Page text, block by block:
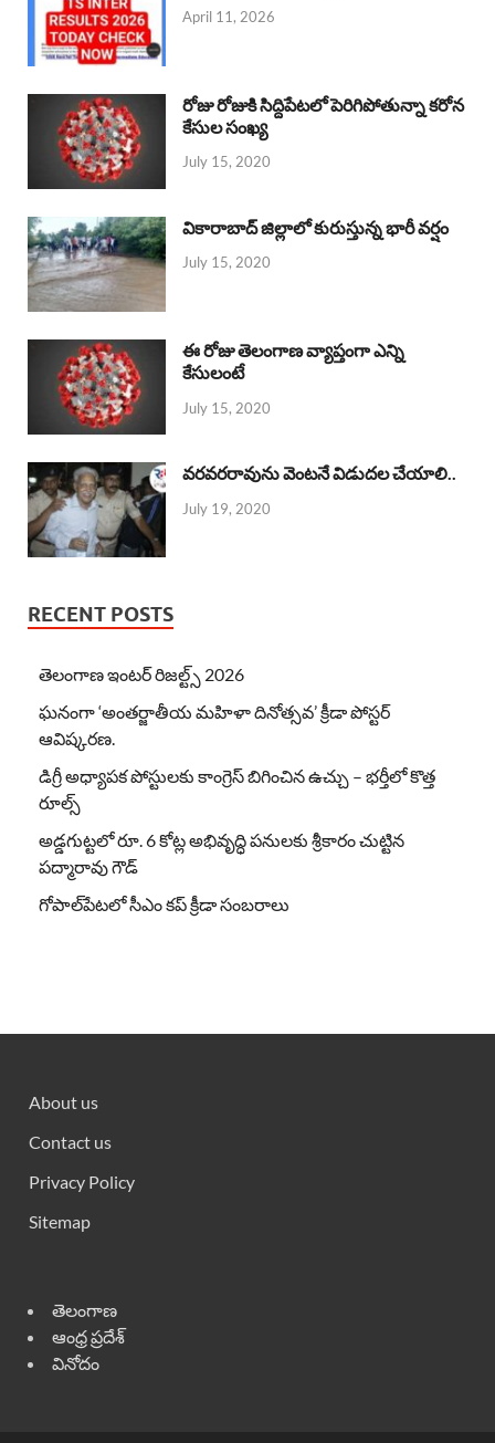
April 11, 2026
రోజు రోజుకి సిద్దిపేటలో పెరిగిపోతున్నా కరోన
కేసుల సంఖ్య
July 15, 2020
వికారాబాద్ జిల్లాలో కురుస్తున్న భారీ వర్షం
July 15, 2020
ఈ రోజు తెలంగాణ వ్యాప్తంగా ఎన్ని
కేసులంటే
July 15, 2020
వరవరరావును వెంటనే విడుదల చేయాలి..
July 19, 2020
RECENT POSTS
తెలంగాణ ఇంటర్ రిజల్ట్స్ 2026
ఘనంగా ‘అంతర్జాతీయ మహిళా దినోత్సవ’ క్రీడా పోస్టర్
ఆవిష్కరణ.
డిగ్రీ అధ్యాపక పోస్టులకు కాంగ్రెస్ బిగించిన ఉచ్చు – భర్తీలో కొత్త
రూల్స్
అడ్డగుట్టలో రూ. 6 కోట్ల అభివృద్ధి పనులకు శ్రీకారం చుట్టిన
పద్మారావు గౌడ్
గోపాల్‌పేటలో సీఎం కప్ క్రీడా సంబరాలు
About us
Contact us
Privacy Policy
Sitemap
తెలంగాణ
ఆంధ్ర ప్రదేశ్
వినోదం